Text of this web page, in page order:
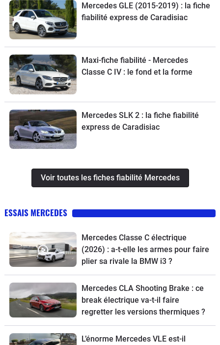
Mercedes GLE (2015-2019) : la fiche
fiabilité express de Caradisiac
Maxi-fiche fiabilité - Mercedes
Classe C IV : le fond et la forme
Mercedes SLK 2 : la fiche fiabilité
express de Caradisiac
Voir toutes les fiches fiabilité Mercedes
ESSAIS MERCEDES
Mercedes Classe C électrique
(2026) : a-t-elle les armes pour faire
plier sa rivale la BMW i3 ?
Mercedes CLA Shooting Brake : ce
break électrique va-t-il faire
regretter les versions thermiques ?
L’énorme Mercedes VLE est-il